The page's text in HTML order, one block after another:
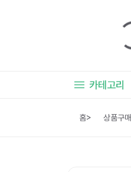
카테고리
홈> 상품구매